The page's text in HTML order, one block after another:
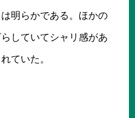
明らかである。ほかの
していてシャリ感があ
ていた。